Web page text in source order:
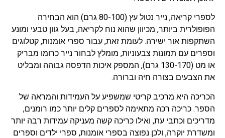
לספרי קריאה, נייר נטול עץ (80-100 גרם) הוא הבחירה
הפופולרית ביותר, מכיוון שהוא נוח לקריאה, בעל גוון טבעי ומונע
השתקפות אור ישירה. לעומת זאת, עבור ספרי אומנות, קטלוגים
וספרים עם תמונות צבעוניות, מומלץ לבחור נייר כרומו מבריק
או מט (130-170 גרם), המספק איכות הדפסה גבוהה ומבליט
את הצבעים בצורה חיה וברורה.
הכריכה היא מרכיב קריטי שמשפיע על העמידות והמראה של
הספר. כריכה רכה מתאימה לספרים קלים יותר כמו רומנים,
מדריכים וכתבי עת, ואילו כריכה קשה מעניקה עמידות רבה יותר
ומשדרת יוקרה, ולכן נפוצה בספרי אומנות, ספרי ילדים וספרים